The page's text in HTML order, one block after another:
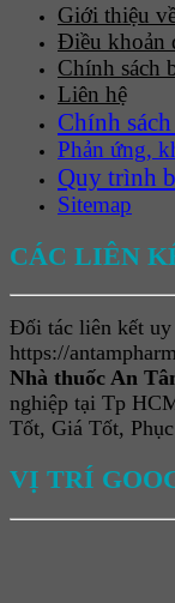
Giới thiệu
Điều khoản
Chính sách
Liên hệ
Chính
Phản ứng,
Quy trình
Sitemap
CÁC LIÊN
Đối tác liên kết
https://
Nhà thuốc An
nghiệp tại Tp
Tốt, Giá Tốt,
VỊ TRÍ